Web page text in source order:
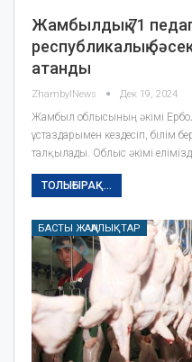
Жамбылдық 71
республикалық
атанды
ZhambylNews Дек 19, 2024
Жамбыл облысының әкімі
ұстаздарымен кездесіп, білім
талқылады. Облыс әкімі
ТОЛЫҒЫРАҚ...
БАСТЫ ЖАҢАЛЫҚТАР